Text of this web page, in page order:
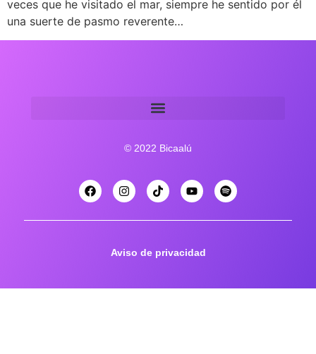
veces que he visitado el mar, siempre he sentido por él
una suerte de pasmo reverente…
© 2022 Bicaalú
Aviso de privacidad